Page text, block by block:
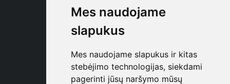
Mes naudojame
slapukus
Mes naudojame slapukus ir kitas
stebėjimo technologijas, siekdami
pagerinti jūsų naršymo mūsų
TAYLOR MADE ORDERS
REGISTRUOT
PRISIJUNGT